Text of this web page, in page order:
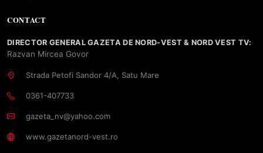
CONTACT
DIRECTOR GENERAL GAZETA DE NORD-VEST & NORD VEST TV:
Razvan Mircea Govor
Strada Petofi Sandor 4/A, Satu Mare
0361-407733
gazeta_nv@yahoo.com
www.gazetanord-vest.ro